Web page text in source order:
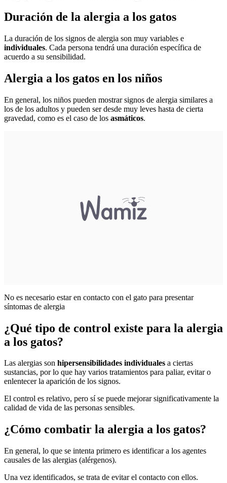
Duración de la alergia a los gatos
La duración de los signos de alergia son muy variables e
individuales. Cada persona tendrá una duración específica de
acuerdo a su sensibilidad.
Alergia a los gatos en los niños
En general, los niños pueden mostrar signos de alergia similares a
los de los adultos y pueden ser desde muy leves hasta de cierta
gravedad, como es el caso de los asmáticos.
No es necesario estar en contacto con el gato para presentar
síntomas de alergia
¿Qué tipo de control existe para la alergia
a los gatos?
Las alergias son hipersensibilidades individuales a ciertas
sustancias, por lo que hay varios tratamientos para paliar, evitar o
enlentecer la aparición de los signos.
El control es relativo, pero sí se puede mejorar significativamente la
calidad de vida de las personas sensibles.
¿Cómo combatir la alergia a los gatos?
En general, lo que se intenta primero es identificar a los agentes
causales de las alergias (alérgenos).
Una vez identificados, se trata de evitar el contacto con ellos.